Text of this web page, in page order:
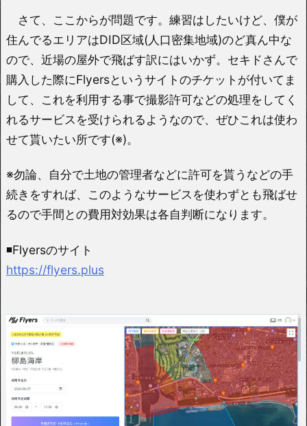
さて、ここからが問題です。練習はしたいけど、僕が
住んでるエリアはDID区域(人口密集地域)のど真ん中な
ので、近場の屋外で飛ばす訳にはいかず。セキドさんで
購入した際にFlyersというサイトのチケットが付いてま
して、これを利用する事で撮影許可などの処理をしてく
れるサービスを受けられるようなので、ぜひこれは使わ
せて貰いたい所です(※)。
※勿論、自分で土地の管理者などに許可を貰うなどの手
続きをすれば、このようなサービスを使わずとも飛ばせ
るので手間との費用対効果は各自判断になります。
◾️Flyersのサイト
https://flyers.plus